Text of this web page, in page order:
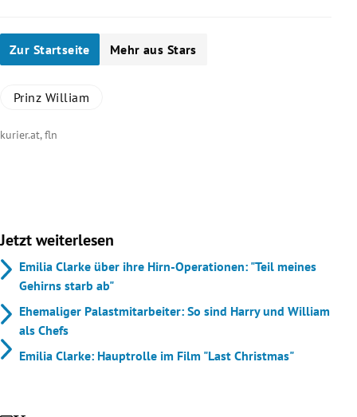
Zur Startseite Mehr aus Stars
Prinz William
kurier.at, fln
Jetzt weiterlesen
Emilia Clarke über ihre Hirn-Operationen: "Teil meines
Gehirns starb ab"
Ehemaliger Palastmitarbeiter: So sind Harry und William
als Chefs
Emilia Clarke: Hauptrolle im Film "Last Christmas"